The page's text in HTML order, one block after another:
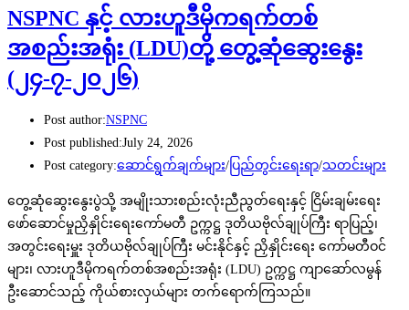
NSPNC နှင့် လားဟူဒီမိုကရက်တစ်
အစည်းအရုံး (LDU)တို့ တွေ့ဆုံဆွေးနွေး
(၂၄-၇-၂၀၂၆)
Post author:NSPNC
Post published:July 24, 2026
Post category:ဆောင်ရွက်ချက်များ/ ပြည်တွင်းရေးရာ/သတင်းများ
တွေ့ဆုံဆွေးနွေးပွဲသို့ အမျိုးသားစည်းလုံးညီညွတ်ရေးနှင့် ငြိမ်းချမ်းရေး
ဖော်ဆောင်မှုညှိနှိုင်းရေးကော်မတီ ဥက္ကဋ္ဌ ဒုတိယဗိုလ်ချုပ်ကြီး ရာပြည့်၊
အတွင်းရေးမှူး ဒုတိယဗိုလ်ချုပ်ကြီး မင်းနိုင်နှင့် ညှိနှိုင်းရေး ကော်မတီဝင်
များ၊ လားဟူဒီမိုကရက်တစ်အစည်းအရုံး (LDU) ဥက္ကဋ္ဌ ကျာဆော်လမွန်
ဦးဆောင်သည့် ကိုယ်စားလှယ်များ တက်ရောက်ကြသည်။